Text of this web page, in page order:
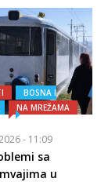
BOSNA I
NA MREŽAMA
- 11:09
sa
u